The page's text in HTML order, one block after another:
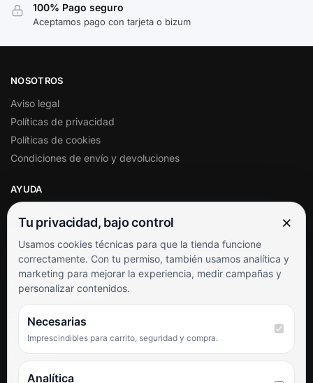
100% Pago seguro
Aceptamos pago con tarjeta o bizum
NOSOTROS
Aviso legal
Políticas de privacidad
Políticas de cookies
Condiciones de envío y devoluciones
AYUDA
Soporte al cliente
Contacto
Términos y condiciones
Preguntas frecuentes
SÍGUENOS
Facebook
TikTok
Tu privacidad, bajo control ×
Usamos cookies técnicas para que la tienda funcione
correctamente. Con tu permiso, también usamos analítica y
marketing para mejorar la experiencia, medir campañas y
personalizar contenidos.
Necesarias
Imprescindibles para carrito, seguridad y compra.
Analítica